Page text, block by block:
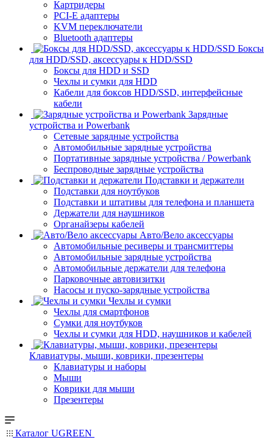
Картридеры
PCI-E адаптеры
KVM переключатели
Bluetooth адаптеры
Боксы
для HDD/SSD, аксессуары к HDD/SSD
Боксы для HDD и SSD
Чехлы и сумки для HDD
Кабели для боксов HDD/SSD, интерфейсные
кабели
Зарядные
устройства и Powerbank
Сетевые зарядные устройства
Автомобильные зарядные устройства
Портативные зарядные устройства / Powerbank
Беспроводные зарядные устройства
Подставки и держатели
Подставки для ноутбуков
Подставки и штативы для телефона и планшета
Держатели для наушников
Органайзеры кабелей
Авто/Вело аксессуары
Автомобильные ресиверы и трансмиттеры
Автомобильные зарядные устройства
Автомобильные держатели для телефона
Парковочные автовизитки
Насосы и пуско-зарядные устройства
Чехлы и сумки
Чехлы для смартфонов
Сумки для ноутбуков
Чехлы и сумки для HDD, наушников и кабелей
Клавиатуры, мыши, коврики, презентеры
Клавиатуры и наборы
Мыши
Коврики для мыши
Презентеры
Каталог UGREEN